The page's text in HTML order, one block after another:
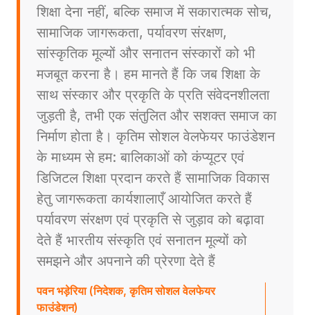
शिक्षा देना नहीं, बल्कि समाज में सकारात्मक सोच,
सामाजिक जागरूकता, पर्यावरण संरक्षण,
सांस्कृतिक मूल्यों और सनातन संस्कारों को भी
मजबूत करना है। हम मानते हैं कि जब शिक्षा के
साथ संस्कार और प्रकृति के प्रति संवेदनशीलता
जुड़ती है, तभी एक संतुलित और सशक्त समाज का
निर्माण होता है। कृतिम सोशल वेलफेयर फाउंडेशन
के माध्यम से हम: बालिकाओं को कंप्यूटर एवं
डिजिटल शिक्षा प्रदान करते हैं सामाजिक विकास
हेतु जागरूकता कार्यशालाएँ आयोजित करते हैं
पर्यावरण संरक्षण एवं प्रकृति से जुड़ाव को बढ़ावा
देते हैं भारतीय संस्कृति एवं सनातन मूल्यों को
समझने और अपनाने की प्रेरणा देते हैं
पवन भड़ेरिया (निदेशक, कृतिम सोशल वेलफेयर
फाउंडेशन)